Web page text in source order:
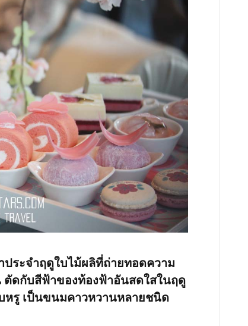
ระจำฤดูใบไม้ผลิที่ถ่ายทอดความ
ดกับสีฟ้าของท้องฟ้าอันสดใสในฤดู
หรู เป็นขนมคาวหวานหลายชนิด